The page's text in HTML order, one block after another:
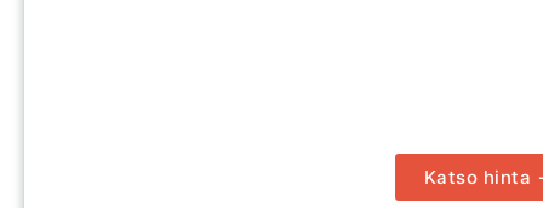
Katso hinta